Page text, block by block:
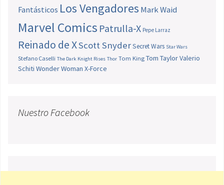
Fantásticos Los Vengadores Mark Waid
Marvel Comics Patrulla-X Pepe Larraz
Reinado de XScott SnyderSecret Wars Star Wars
Stefano Caselli The Dark Knight Rises Thor Tom King Tom TaylorValerio
Schiti Wonder Woman X-Force
Nuestro Facebook